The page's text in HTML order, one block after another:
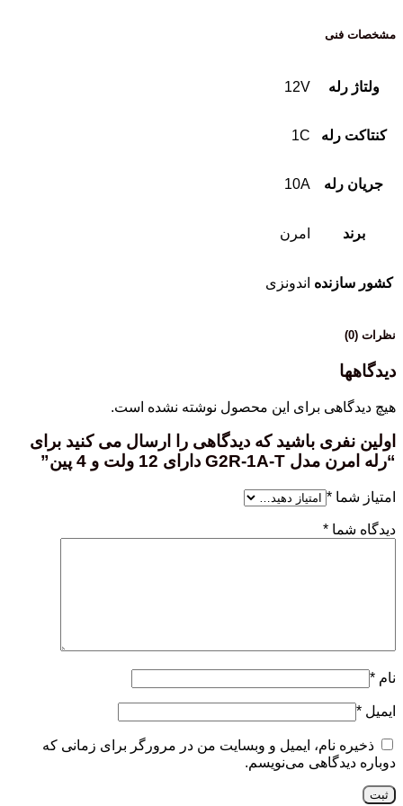
مشخصات فنی
ولتاژ رله 12V
کنتاکت رله 1C
جریان رله 10A
برند امرن
کشور سازنده اندونزی
نظرات (0)
دیدگاهها
هیچ دیدگاهی برای این محصول نوشته نشده است.
اولین نفری باشید که دیدگاهی را ارسال می کنید برای
“رله امرن مدل G2R-1A-T دارای 12 ولت و 4 پین”
امتیاز شما *
دیدگاه شما *
نام *
ایمیل *
ذخیره نام، ایمیل و وبسایت من در مرورگر برای زمانی که
دوباره دیدگاهی می‌نویسم.